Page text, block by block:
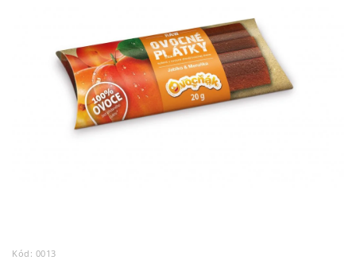
Kód: 0013